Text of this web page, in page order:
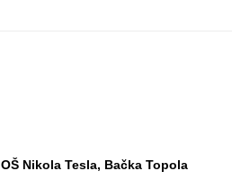
OŠ Nikola Tesla, Bačka Topola